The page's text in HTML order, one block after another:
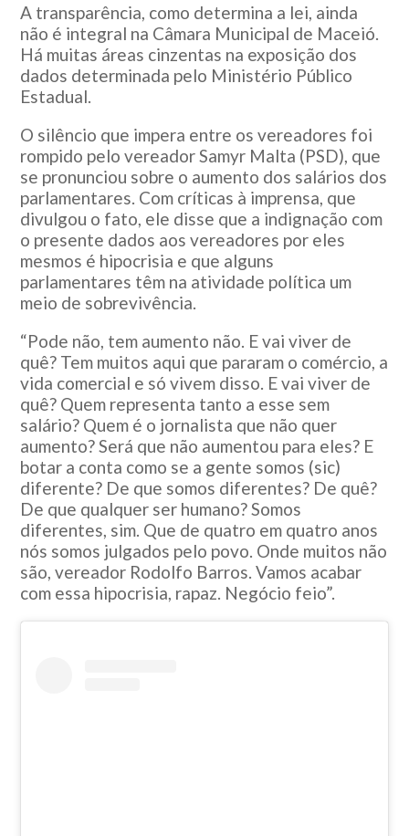
A transparência, como determina a lei, ainda
não é integral na Câmara Municipal de Maceió.
Há muitas áreas cinzentas na exposição dos
dados determinada pelo Ministério Público
Estadual.
O silêncio que impera entre os vereadores foi
rompido pelo vereador Samyr Malta (PSD), que
se pronunciou sobre o aumento dos salários dos
parlamentares. Com críticas à imprensa, que
divulgou o fato, ele disse que a indignação com
o presente dados aos vereadores por eles
mesmos é hipocrisia e que alguns
parlamentares têm na atividade política um
meio de sobrevivência.
“Pode não, tem aumento não. E vai viver de
quê? Tem muitos aqui que pararam o comércio, a
vida comercial e só vivem disso. E vai viver de
quê? Quem representa tanto a esse sem
salário? Quem é o jornalista que não quer
aumento? Será que não aumentou para eles? E
botar a conta como se a gente somos (sic)
diferente? De que somos diferentes? De quê?
De que qualquer ser humano? Somos
diferentes, sim. Que de quatro em quatro anos
nós somos julgados pelo povo. Onde muitos não
são, vereador Rodolfo Barros. Vamos acabar
com essa hipocrisia, rapaz. Negócio feio”.